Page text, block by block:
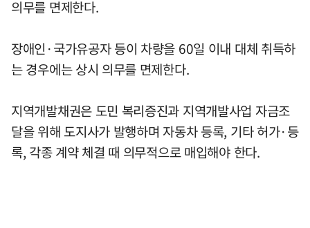
의무를 면제한다.
장애인·국가유공자 등이 차량을 60일 이내 대체 취득하
는 경우에는 상시 의무를 면제한다.
지역개발채권은 도민 복리증진과 지역개발사업 자금조
달을 위해 도지사가 발행하며 자동차 등록, 기타 허가·등
록, 각종 계약 체결 때 의무적으로 매입해야 한다.